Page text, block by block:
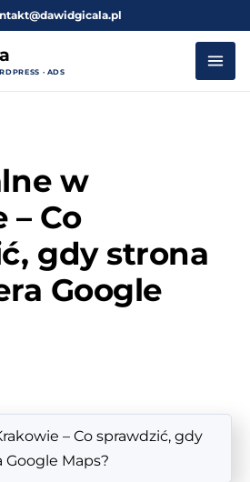
· ADS
w
– Co
gdy strona
Google